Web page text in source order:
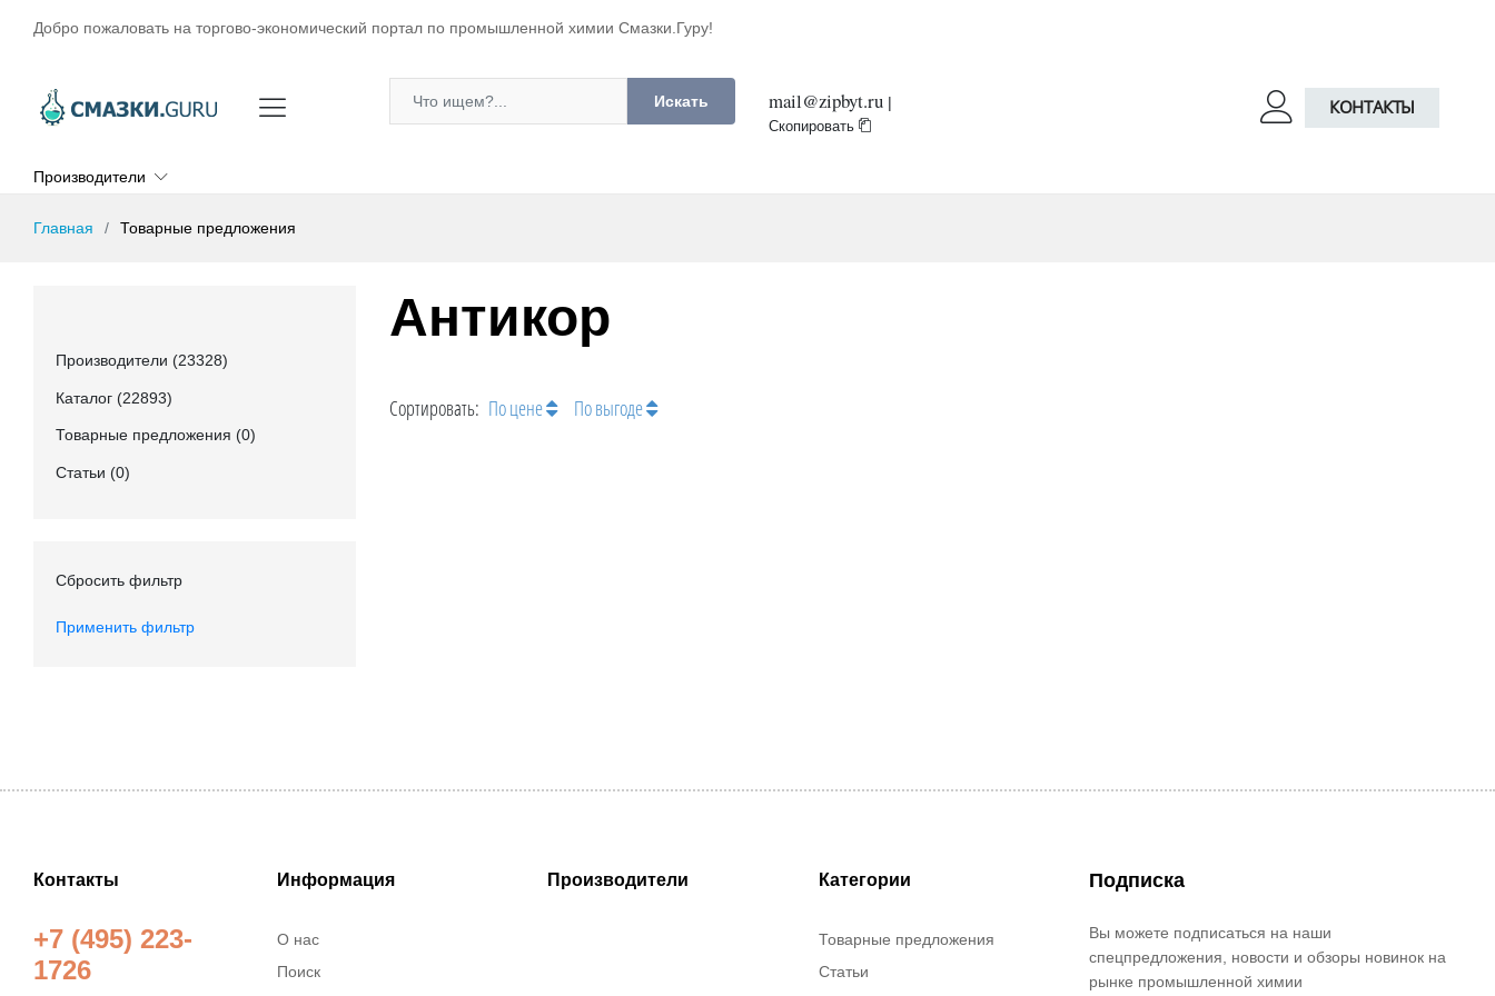
Добро пожаловать на торгово-экономический портал по промышленной химии Смазки.Гуру!
Искать mail@zipbyt.ru |
Скопировать
КОНТАКТЫ
Производители
Главная Товарные предложения
Производители (23328)
Каталог (22893)
Товарные предложения (0)
Статьи (0)
Сбросить фильтр
Применить фильтр
Антикор
Сортировать: По цене По выгоде
Контакты
+7 (495) 223-
1726
Информация
О нас
Поиск
Производители Категории
Товарные предложения
Статьи
Подписка
Вы можете подписаться на наши
спецпредложения, новости и обзоры новинок на
рынке промышленной химии